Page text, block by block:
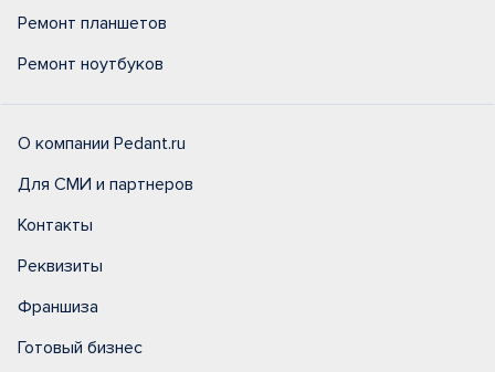
Ремонт планшетов
Ремонт ноутбуков
О компании Pedant.ru
Для СМИ и партнеров
Контакты
Реквизиты
Франшиза
Готовый бизнес